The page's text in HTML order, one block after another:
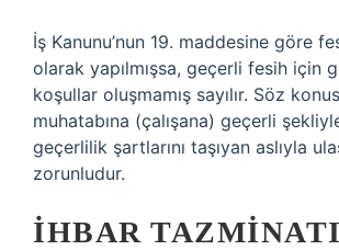
İş Kanunu’nun 19. maddesine göre
olarak yapılmışsa, geçerli fesih için
koşullar oluşmamış sayılır. Söz
muhatabına (çalışana) geçerli
geçerlilik şartlarını taşıyan aslıyla
zorunludur.
İHBAR TAZMINATI